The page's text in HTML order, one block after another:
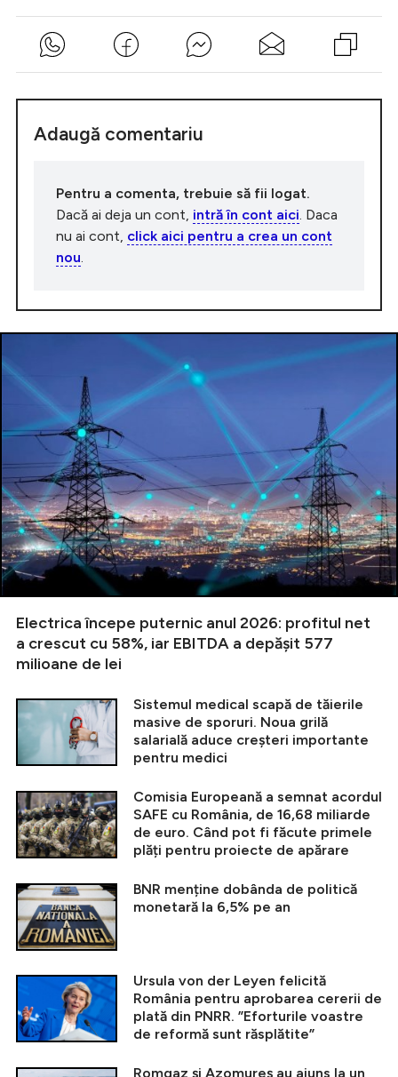
Adaugă comentariu
Pentru a comenta, trebuie să fii logat.
Dacă ai deja un cont, intră în cont aici . Daca
nu ai cont, click aici pentru a crea un cont
nou
Electrica începe puternic anul 2026: profitul net
a crescut cu 58%, iar EBITDA a depășit 577
milioane de lei
Sistemul medical scapă de tăierile
masive de sporuri. Noua grilă
salarială aduce creșteri importante
pentru medici
Comisia Europeană a semnat acordul
SAFE cu România, de 16,68 miliarde
de euro. Când pot fi făcute primele
plăți pentru proiecte de apărare
BNR menține dobânda de politică
monetară la 6,5% pe an
Ursula von der Leyen felicită
România pentru aprobarea cererii de
plată din PNRR. ”Eforturile voastre
de reformă sunt răsplătite”
Romgaz și Azomureș au ajuns la un